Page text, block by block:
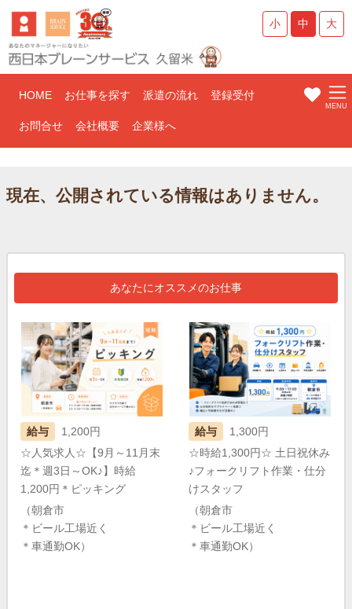
小 中 大
HOME お仕事を探す 派遣の流れ 登録受付
お問合せ 会社概要 企業様へ
現在、公開されている情報はありません。
あなたにオススメのお仕事
給与
1,200円
☆人気求人☆【9月～11月末
迄＊週3日～OK♪】時給
1,200円＊ピッキング
（朝倉市
＊ビール工場近く
＊車通勤OK）
給与
1,300円
☆時給1,300円☆ 土日祝休み
♪フォークリフト作業・仕分
けスタッフ
（朝倉市
＊ビール工場近く
＊車通勤OK）